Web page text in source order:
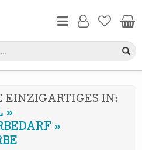
EINZIGARTIGES IN:
»
»